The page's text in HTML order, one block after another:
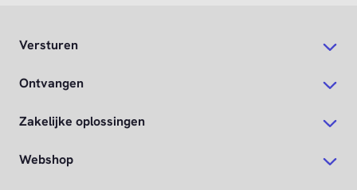
Versturen
Ontvangen
Zakelijke oplossingen
Webshop